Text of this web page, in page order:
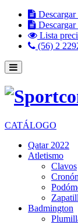
Lista
(56) 2
CATÁLOGO
Qatar 2022
Atletismo
Clavos
Badmington